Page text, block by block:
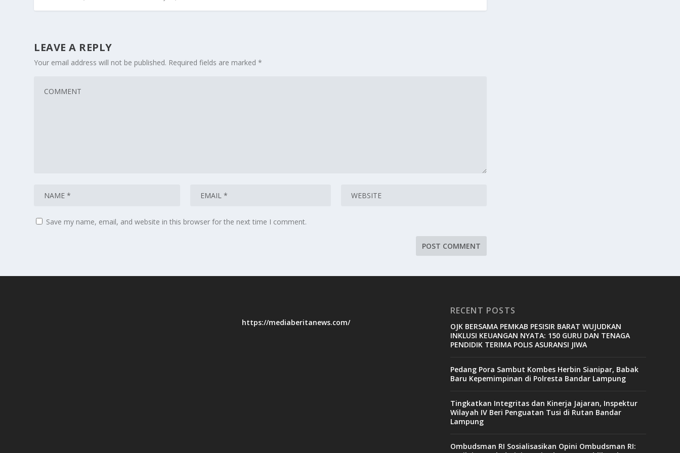
LEAVE A REPLY
Your email address will not be published. Required fields are marked*
Save my name, email, and website in this browser for the next time I comment.
https://mediaberitanews.com/
RECENT POSTS
OJK BERSAMA PEMKAB PESISIR BARAT WUJUDKAN
INKLUSI KEUANGAN NYATA: 150 GURU DAN TENAGA
PENDIDIK TERIMA POLIS ASURANSI JIWA
Pedang Pora Sambut Kombes Herbin Sianipar, Babak
Baru Kepemimpinan di Polresta Bandar Lampung
Tingkatkan Integritas dan Kinerja Jajaran, Inspektur
Wilayah IV Beri Penguatan Tusi di Rutan Bandar
Lampung
Ombudsman RI Sosialisasikan Opini Ombudsman RI: